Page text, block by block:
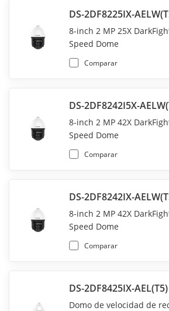
DS-2DF8225IX-
8-inch 2 MP 25X
Speed Dome
Comparar
DS-2DF8242I5X-
8-inch 2 MP 42X
Speed Dome
Comparar
DS-2DF8242IX-
8-inch 2 MP 42X
Speed Dome
Comparar
DS-2DF8425IX-AEL(T5)
Domo de velocidad de